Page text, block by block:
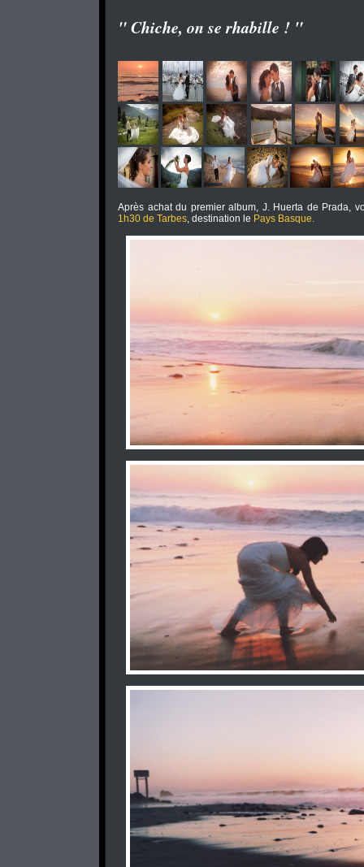
" Chiche, on se rhabille ! "
Après achat du premier album, J. Huerta de Prada,
1h30 de Tarbes, destination le Pays Basque.